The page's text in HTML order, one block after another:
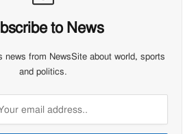
to News
news from NewsSite about world, sports
and politics.